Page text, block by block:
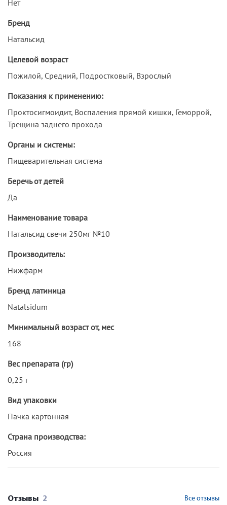
Нет
Бренд
Натальсид
Целевой возраст
Пожилой, Средний, Подростковый, Взрослый
Показания к применению:
Проктосигмоидит, Воспаления прямой кишки, Геморрой,
Трещина заднего прохода
Органы и системы:
Пищеварительная система
Беречь от детей
Да
Наименование товара
Натальсид свечи 250мг №10
Производитель:
Нижфарм
Бренд латиница
Natalsidum
Минимальный возраст от, мес
168
Вес препарата (гр)
0,25 г
Вид упаковки
Пачка картонная
Страна производства:
Россия
Отзывы 2
Все отзывы